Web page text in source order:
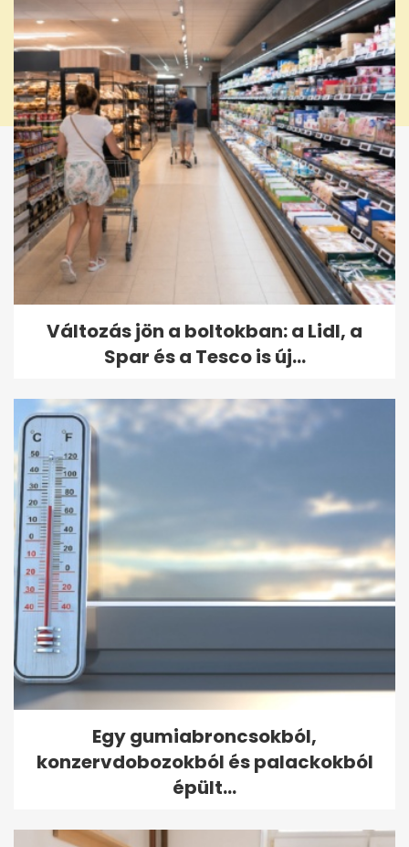
Változás jön a boltokban: a Lidl, a
Spar és a Tesco is új...
Egy gumiabroncsokból,
konzervdobozokból és palackokból
épült...